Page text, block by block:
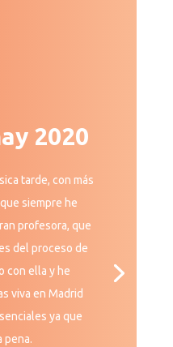
2020
tarde, con más
siempre he
profesora, que
del proceso de
con ella y he
viva en Madrid
ya que
pena.